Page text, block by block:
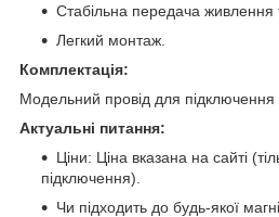
Стабільна передача живлення
Легкий монтаж.
Комплектація:
Модельний провід для підключення
Актуальні питання:
Ціни: Ціна вказана на сайті
підключення).
Чи підходить до будь-якої